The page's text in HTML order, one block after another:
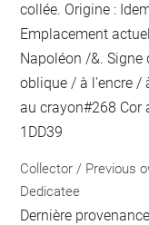
collée. Origine :
Emplacement
Napoléon /&.
oblique / à l'encre /
au crayon#268 Cor
1DD39
Collector / Previous
Dedicatee
Dernière